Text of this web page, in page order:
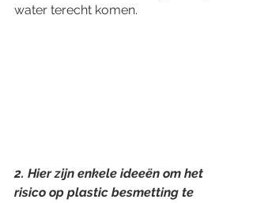
water terecht komen.
2. Hier zijn enkele ideeën om het
risico op plastic besmetting te